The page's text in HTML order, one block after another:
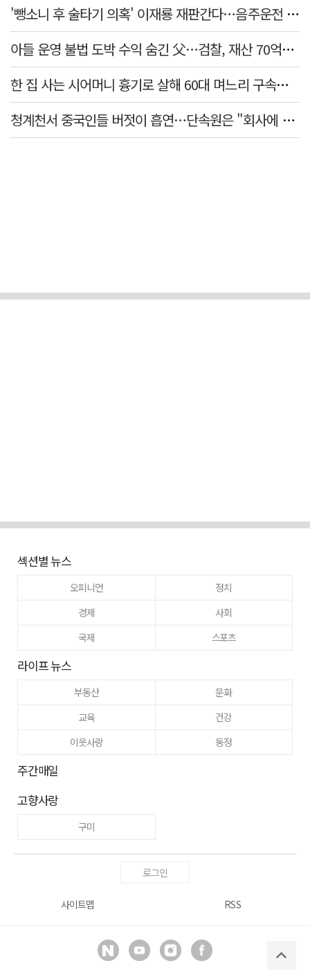
'뺑소니 후 술타기 의혹' 이재룡 재판간다…음주운전 혐의 제외
아들 운영 불법 도박 수익 숨긴 父…검찰, 재산 70억원 몰수
한 집 사는 시어머니 흉기로 살해 60대 며느리 구속…범행 동기는
청계천서 중국인들 버젓이 흡연…단속원은 "회사에 알려라" 딴청
섹션별 뉴스
오피니언
정치
경제
사회
국제
스포츠
라이프 뉴스
부동산
문화
교육
건강
이웃사랑
동정
주간매일
고향사랑
구미
로그인
사이트맵 RSS